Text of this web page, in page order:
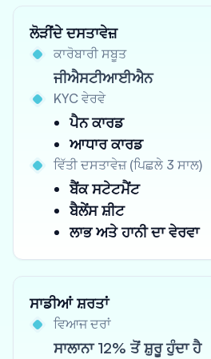
ਲੋੜੀਂਦੇ ਦਸਤਾਵੇਜ਼
ਕਾਰੋਬਾਰੀ ਸਬੂਤ
ਜੀਐਸਟੀਆਈਐਨ
KYC ਵੇਰਵੇ
ਪੈਨ ਕਾਰਡ
ਆਧਾਰ ਕਾਰਡ
ਵਿੱਤੀ ਦਸਤਾਵੇਜ਼ (ਪਿਛਲੇ 3 ਸਾਲ)
ਬੈਂਕ ਸਟੇਟਮੈਂਟ
ਬੈਲੇਂਸ ਸ਼ੀਟ
ਲਾਭ ਅਤੇ ਹਾਨੀ ਦਾ ਵੇਰਵਾ
ਸਾਡੀਆਂ ਸ਼ਰਤਾਂ
ਵਿਆਜ ਦਰਾਂ
ਸਾਲਾਨਾ 12% ਤੋਂ ਸ਼ੁਰੂ ਹੁੰਦਾ ਹੈ